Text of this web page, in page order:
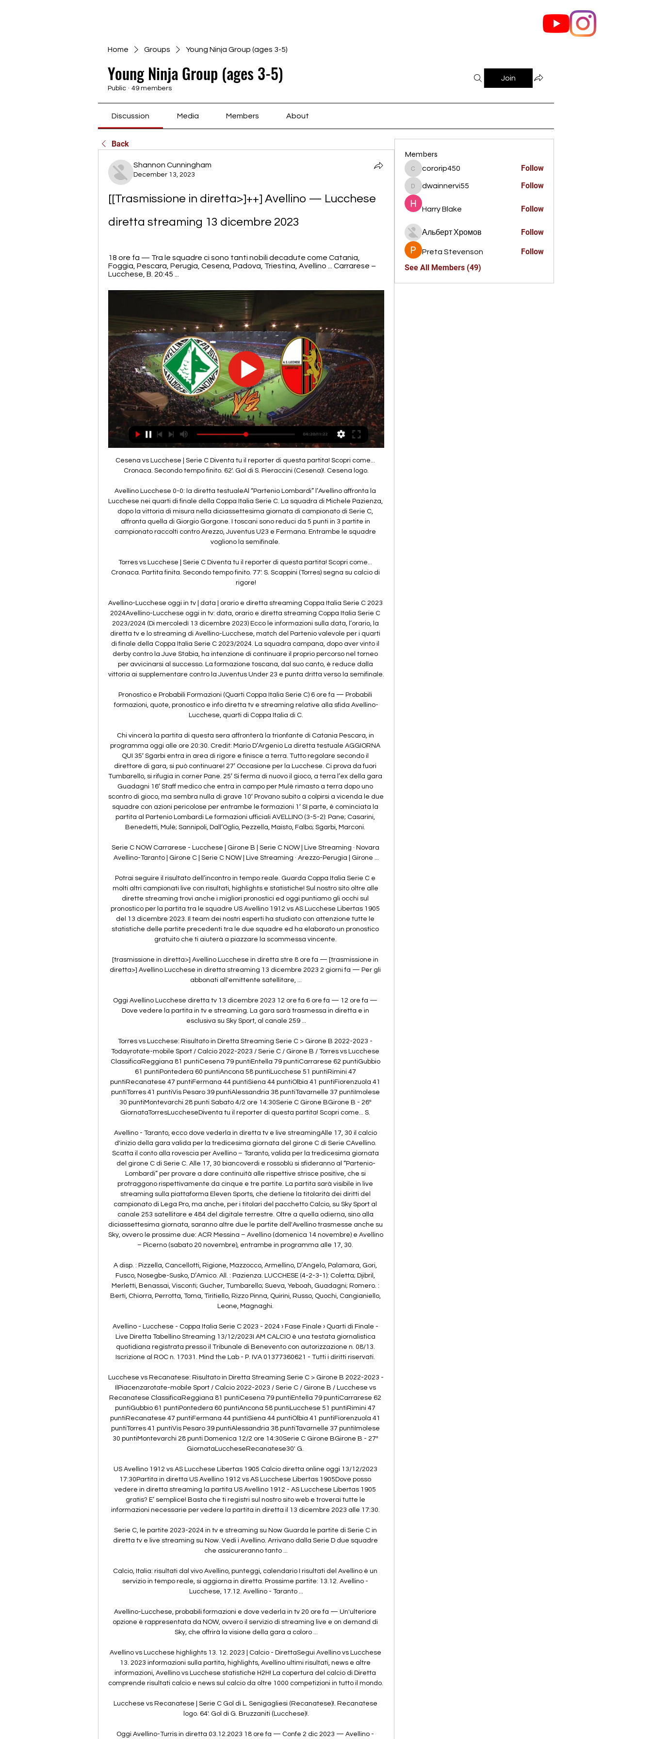
Home Groups Young Ninja Group (ages 3-5)
Young Ninja Group (ages 3-5)
Public · 49 members
Join
Discussion Media Members About
Back
Shannon Cunningham
December 13, 2023
[[Trasmissione in diretta>]++] Avellino — Lucchese
diretta streaming 13 dicembre 2023
18 ore fa — Tra le squadre ci sono tanti nobili decadute come Catania,
Foggia, Pescara, Perugia, Cesena, Padova, Triestina, Avellino ... Carrarese –
Lucchese, B. 20:45 ...
Cesena vs Lucchese | Serie C Diventa tu il reporter di questa partita! Scopri come...
Cronaca. Secondo tempo finito. 62'. Gol di S. Pieraccini (Cesena)!. Cesena logo.
Avellino Lucchese 0-0: la diretta testualeAl “Partenio Lombardi” l’Avellino affronta la
Lucchese nei quarti di finale della Coppa Italia Serie C. La squadra di Michele Pazienza,
dopo la vittoria di misura nella diciassettesima giornata di campionato di Serie C,
affronta quella di Giorgio Gorgone. I toscani sono reduci da 5 punti in 3 partite in
campionato raccolti contro Arezzo, Juventus U23 e Fermana. Entrambe le squadre
vogliono la semifinale.
Torres vs Lucchese | Serie C Diventa tu il reporter di questa partita! Scopri come...
Cronaca. Partita finita. Secondo tempo finito. 77'. S. Scappini (Torres) segna su calcio di
rigore!
Avellino-Lucchese oggi in tv | data | orario e diretta streaming Coppa Italia Serie C 2023
2024Avellino-Lucchese oggi in tv: data, orario e diretta streaming Coppa Italia Serie C
2023/2024 (Di mercoledì 13 dicembre 2023) Ecco le informazioni sulla data, l’orario, la
diretta tv e lo streaming di Avellino-Lucchese, match del Partenio valevole per i quarti
di finale della Coppa Italia Serie C 2023/2024. La squadra campana, dopo aver vinto il
derby contro la Juve Stabia, ha intenzione di continuare il proprio percorso nel torneo
per avvicinarsi al successo. La formazione toscana, dal suo canto, è reduce dalla
vittoria ai supplementare contro la Juventus Under 23 e punta dritta verso la semifinale.
Pronostico e Probabili Formazioni (Quarti Coppa Italia Serie C) 6 ore fa — Probabili
formazioni, quote, pronostico e info diretta tv e streaming relative alla sfida Avellino-
Lucchese, quarti di Coppa Italia di C.
Chi vincerà la partita di questa sera affronterà la trionfante di Catania Pescara, in
programma oggi alle ore 20:30. Credit: Mario D’Argenio La diretta testuale AGGIORNA
QUI 35′ Sgarbi entra in area di rigore e finisce a terra. Tutto regolare secondo il
direttore di gara, si può continuare! 27′ Occasione per la Lucchese. Ci prova da fuori
Tumbarello, si rifugia in corner Pane. 25′ Si ferma di nuovo il gioco, a terra l’ex della gara
Guadagni 16′ Staff medico che entra in campo per Mulè rimasto a terra dopo uno
scontro di gioco, ma sembra nulla di grave 10′ Provano subito a colpirsi a vicenda le due
squadre con azioni pericolose per entrambe le formazioni 1′ SI parte, è cominciata la
partita al Partenio Lombardi Le formazioni ufficiali AVELLINO (3-5-2): Pane; Casarini,
Benedetti, Mulè; Sannipoli, Dall’Oglio, Pezzella, Maisto, Falbo; Sgarbi, Marconi.
Serie C NOW Carrarese - Lucchese | Girone B | Serie C NOW | Live Streaming · Novara
Avellino-Taranto | Girone C | Serie C NOW | Live Streaming · Arezzo-Perugia | Girone ...
Potrai seguire il risultato dell’incontro in tempo reale. Guarda Coppa Italia Serie C e
molti altri campionati live con risultati, highlights e statistiche! Sul nostro sito oltre alle
dirette streaming trovi anche i migliori pronostici ed oggi puntiamo gli occhi sul
pronostico per la partita tra le squadre US Avellino 1912 vs AS Lucchese Libertas 1905
del 13 dicembre 2023. Il team dei nostri esperti ha studiato con attenzione tutte le
statistiche delle partite precedenti tra le due squadre ed ha elaborato un pronostico
gratuito che ti aiuterà a piazzare la scommessa vincente.
[trasmissione in diretta>] Avellino Lucchese in diretta stre 8 ore fa — [trasmissione in
diretta>] Avellino Lucchese in diretta streaming 13 dicembre 2023 2 giorni fa — Per gli
abbonati all'emittente satellitare, ...
Oggi Avellino Lucchese diretta tv 13 dicembre 2023 12 ore fa 6 ore fa — 12 ore fa —
Dove vedere la partita in tv e streaming. La gara sarà trasmessa in diretta e in
esclusiva su Sky Sport, al canale 259 ...
Torres vs Lucchese: Risultato in Diretta Streaming Serie C > Girone B 2022-2023 -
Todayrotate-mobile Sport / Calcio 2022-2023 / Serie C / Girone B / Torres vs Lucchese
ClassificaReggiana 81 puntiCesena 79 puntiEntella 79 puntiCarrarese 62 puntiGubbio
61 puntiPontedera 60 puntiAncona 58 puntiLucchese 51 puntiRimini 47
puntiRecanatese 47 puntiFermana 44 puntiSiena 44 puntiOlbia 41 puntiFiorenzuola 41
puntiTorres 41 puntiVis Pesaro 39 puntiAlessandria 38 puntiTavarnelle 37 puntiImolese
30 puntiMontevarchi 28 punti Sabato 4/2 ore 14:30Serie C Girone BGirone B - 26ª
GiornataTorresLuccheseDiventa tu il reporter di questa partita! Scopri come... S.
Avellino - Taranto, ecco dove vederla in diretta tv e live streamingAlle 17, 30 il calcio
d'inizio della gara valida per la tredicesima giornata del girone C di Serie CAvellino.
Scatta il conto alla rovescia per Avellino – Taranto, valida per la tredicesima giornata
del girone C di Serie C. Alle 17, 30 biancoverdi e rossoblù si sfideranno al “Partenio-
Lombardi” per provare a dare continuità alle rispettive strisce positive, che si
protraggono rispettivamente da cinque e tre partite. La partita sarà visibile in live
streaming sulla piattaforma Eleven Sports, che detiene la titolarità dei diritti del
campionato di Lega Pro, ma anche, per i titolari del pacchetto Calcio, su Sky Sport al
canale 253 satellitare e 484 del digitale terrestre. Oltre a quella odierna, sino alla
diciassettesima giornata, saranno altre due le partite dell'Avellino trasmesse anche su
Sky, ovvero le prossime due: ACR Messina – Avellino (domenica 14 novembre) e Avellino
– Picerno (sabato 20 novembre), entrambe in programma alle 17, 30.
A disp. : Pizzella, Cancellotti, Rigione, Mazzocco, Armellino, D’Angelo, Palamara, Gori,
Fusco, Nosegbe-Susko, D’Amico. All. : Pazienza. LUCCHESE (4-2-3-1): Coletta; Djibril,
Merletti, Benassai, Visconti; Gucher, Tumbarello; Sueva, Yeboah, Guadagni; Romero. :
Berti, Chiorra, Perrotta, Toma, Tiritiello, Rizzo Pinna, Quirini, Russo, Quochi, Cangianiello,
Leone, Magnaghi.
Avellino - Lucchese - Coppa Italia Serie C 2023 - 2024 › Fase Finale › Quarti di Finale -
Live Diretta Tabellino Streaming 13/12/2023I AM CALCIO è una testata giornalistica
quotidiana registrata presso il Tribunale di Benevento con autorizzazione n. 08/13.
Iscrizione al ROC n. 17031. Mind the Lab - P. IVA 01377360621 - Tutti i diritti riservati.
Lucchese vs Recanatese: Risultato in Diretta Streaming Serie C > Girone B 2022-2023 -
IlPiacenzarotate-mobile Sport / Calcio 2022-2023 / Serie C / Girone B / Lucchese vs
Recanatese ClassificaReggiana 81 puntiCesena 79 puntiEntella 79 puntiCarrarese 62
puntiGubbio 61 puntiPontedera 60 puntiAncona 58 puntiLucchese 51 puntiRimini 47
puntiRecanatese 47 puntiFermana 44 puntiSiena 44 puntiOlbia 41 puntiFiorenzuola 41
puntiTorres 41 puntiVis Pesaro 39 puntiAlessandria 38 puntiTavarnelle 37 puntiImolese
30 puntiMontevarchi 28 punti Domenica 12/2 ore 14:30Serie C Girone BGirone B - 27ª
GiornataLuccheseRecanatese30' G.
US Avellino 1912 vs AS Lucchese Libertas 1905 Calcio diretta online oggi 13/12/2023
17:30Partita in diretta US Avellino 1912 vs AS Lucchese Libertas 1905Dove posso
vedere in diretta streaming la partita US Avellino 1912 - AS Lucchese Libertas 1905
gratis? E’ semplice! Basta che ti registri sul nostro sito web e troverai tutte le
informazioni necessarie per vedere la partita in diretta il 13 dicembre 2023 alle 17:30.
Serie C, le partite 2023-2024 in tv e streaming su Now Guarda le partite di Serie C in
diretta tv e live streaming su Now. Vedi i Avellino. Arrivano dalla Serie D due squadre
che assicureranno tanto ...
Calcio, Italia: risultati dal vivo Avellino, punteggi, calendario I risultati del Avellino è un
servizio in tempo reale, si aggiorna in diretta. Prossime partite: 13.12. Avellino -
Lucchese, 17.12. Avellino - Taranto ...
Avellino-Lucchese, probabili formazioni e dove vederla in tv 20 ore fa — Un'ulteriore
opzione è rappresentata da NOW, ovvero il servizio di streaming live e on demand di
Sky, che offrirà la visione della gara a coloro ...
Avellino vs Lucchese highlights 13. 12. 2023 | Calcio - DirettaSegui Avellino vs Lucchese
13. 2023 informazioni sulla partita, highlights, Avellino ultimi risultati, news e altre
informazioni, Avellino vs Lucchese statistiche H2H! La copertura del calcio di Diretta
comprende risultati calcio e news sul calcio da oltre 1000 competizioni in tutto il mondo.
Lucchese vs Recanatese | Serie C Gol di L. Senigagliesi (Recanatese)!. Recanatese
logo. 64'. Gol di G. Bruzzaniti (Lucchese)!.
Oggi Avellino-Turris in diretta 03.12.2023 18 ore fa — Confe 2 dic 2023 — Avellino -
Members
cororip450
cororip450 Follow
dwainnervi55
dwainnervi55 Follow
Harry Blake Follow
Альберт Хромов Follow
Preta Stevenson
Follow
See All Members (49)